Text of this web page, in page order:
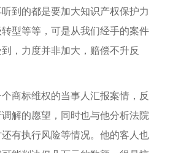
到的都是要加大知识产权保护力
型等等，可是从我们经手的案件
，力度并非加大，赔偿不升反
标维权的当事人汇报案情，反
解的愿望，同时也与他分析法院
有执行风险等情况。他的客人也